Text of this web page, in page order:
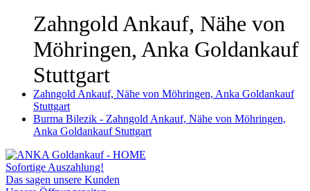
Zahngold Ankauf, Nähe von
Möhringen, Anka Goldankauf
Stuttgart
Zahngold Ankauf, Nähe von Möhringen, Anka Goldankauf
Stuttgart
Burma Bilezik - Zahngold Ankauf, Nähe von Möhringen,
Anka Goldankauf Stuttgart
Sofortige Auszahlung!
Das sagen unsere Kunden